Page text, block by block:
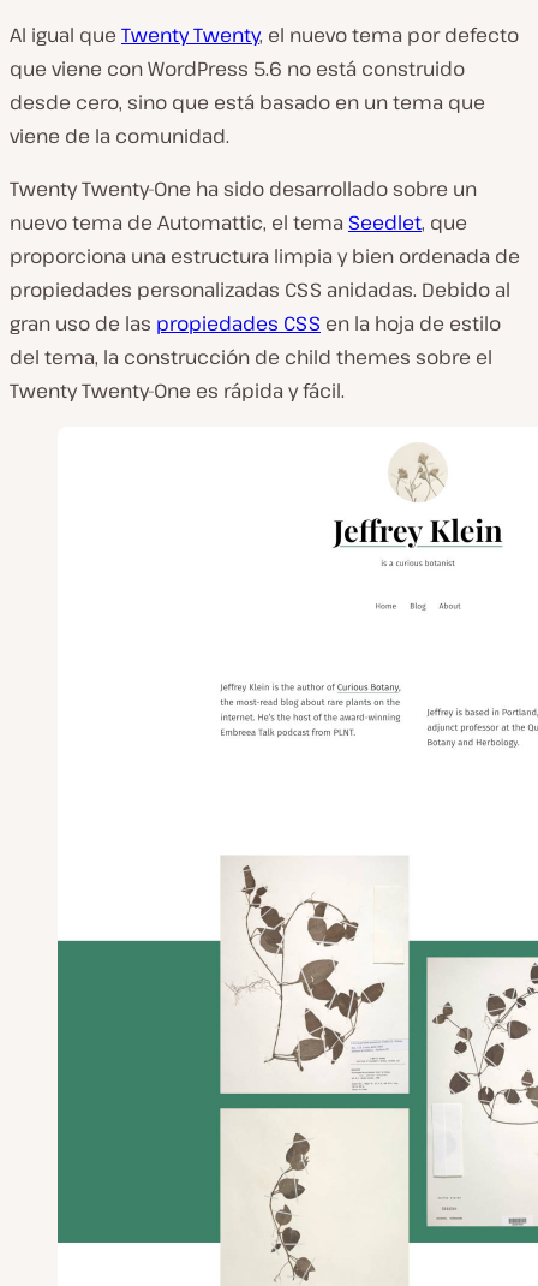
Al igual que Twenty Twenty, el nuevo tema por defecto
que viene con WordPress 5.6 no está construido
desde cero, sino que está basado en un tema que
viene de la comunidad.
Twenty Twenty-One ha sido desarrollado sobre un
nuevo tema de Automattic, el tema Seedlet, que
proporciona una estructura limpia y bien ordenada de
propiedades personalizadas CSS anidadas. Debido al
gran uso de las propiedades CSS en la hoja de estilo
del tema, la construcción de child themes sobre el
Twenty Twenty-One es rápida y fácil.